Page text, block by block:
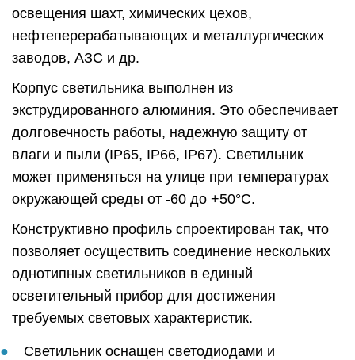
освещения шахт, химических цехов,
нефтеперерабатывающих и металлургических
заводов, АЗС и др.
Корпус светильника выполнен из
экструдированного алюминия. Это обеспечивает
долговечность работы, надежную защиту от
влаги и пыли (IP65, IP66, IP67). Светильник
может применяться на улице при температурах
окружающей среды от -60 до +50°C.
Конструктивно профиль спроектирован так, что
позволяет осуществить соединение нескольких
однотипных светильников в единый
осветительный прибор для достижения
требуемых световых характеристик.
Светильник оснащен светодиодами и